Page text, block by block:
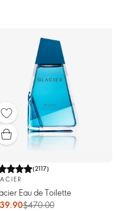
(2117)
Eau de Toilette
$470.00